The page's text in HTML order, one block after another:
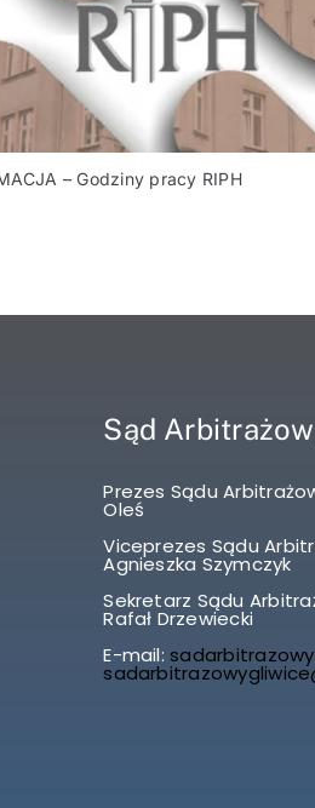
– Godziny pracy RIPH
Sąd
Prezes Sądu
Oleś
Viceprezes Sądu
Agnieszka Szymczyk
Sekretarz Sądu
Rafał Drzewiecki
E-mail: